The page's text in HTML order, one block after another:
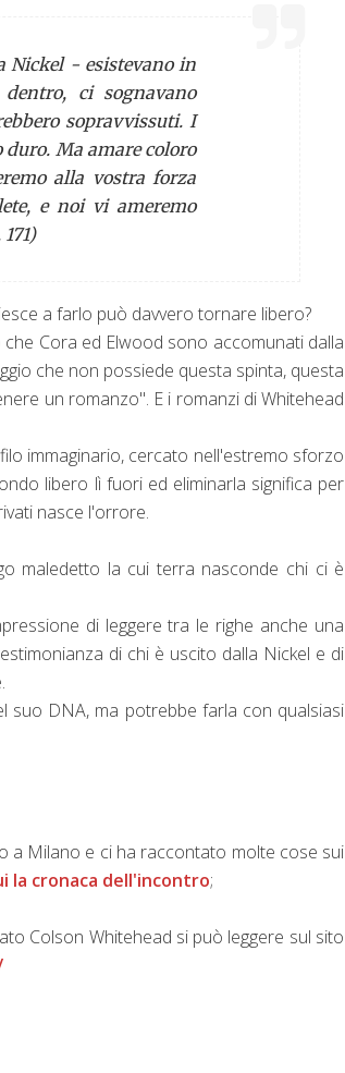
Nickel - esistevano in
ci sognavano
sopravvissuti. I
Ma amare coloro
alla vostra forza
e noi vi ameremo
a farlo può davvero tornare libero?
Cora ed Elwood sono accomunati dalla
che non possiede questa spinta, questa
un romanzo". E i romanzi di Whitehead
immaginario, cercato nell'estremo sforzo
libero lì fuori ed eliminarla significa per
nasce l'orrore.
maledetto la cui terra nasconde chi ci è
di leggere tra le righe anche una
di chi è uscito dalla Nickel e di
suo DNA, ma potrebbe farla con qualsiasi
a Milano e ci ha raccontato molte cose sui
la cronaca dell'incontro;
Colson Whitehead si può leggere sul sito